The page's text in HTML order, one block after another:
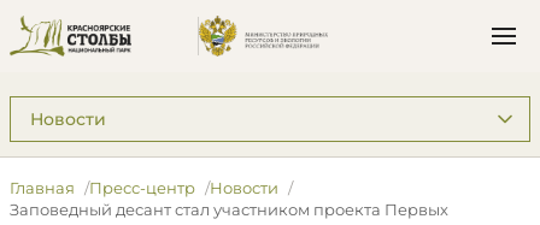
Подразделы: Пресс-центр
Главная Пресс-центр
Новости
​Заповедный десант стал участником проекта Первых